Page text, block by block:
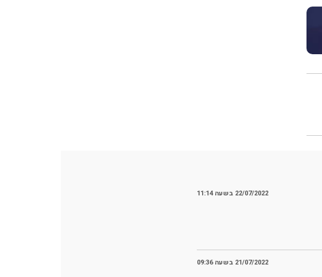
22/07/2022 בשעה 11:14
21/07/2022 בשעה 09:36